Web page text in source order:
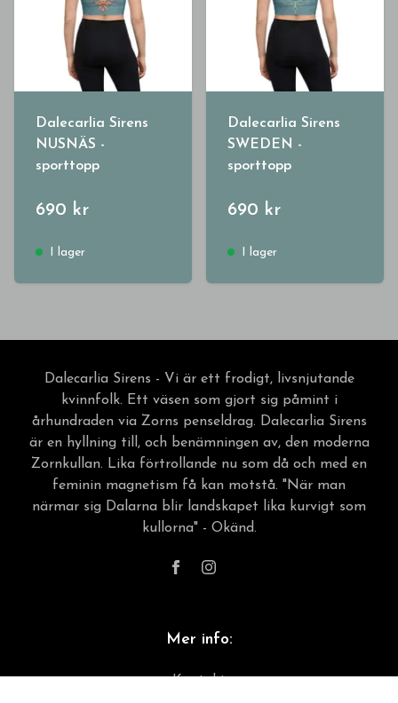
Dalecarlia Sirens
NUSNÄS -
sporttopp
690 kr
I lager
Dalecarlia Sirens
SWEDEN -
sporttopp
690 kr
I lager
Dalecarlia Sirens - Vi är ett frodigt, livsnjutande
kvinnfolk. Ett väsen som gjort sig påmint i
århundraden via Zorns penseldrag. Dalecarlia Sirens
är en hyllning till, och benämningen av, den moderna
Zornkullan. Lika förtrollande nu som då och med en
feminin magnetism få kan motstå. "När man
närmar sig Dalarna blir landskapet lika kurvigt som
kullorna" - Okänd.
Mer info:
Kontakt